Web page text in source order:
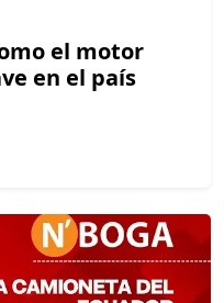
el motor
en el país